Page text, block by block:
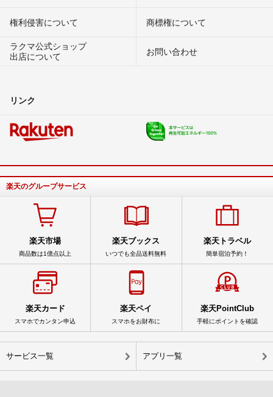
権利侵害について
商標権について
ラクマ公式ショップ
出店について
お問い合わせ
リンク
楽天のグループサービス
楽天市場
商品数は1億点以上
楽天ブックス
いつでも全品送料無料
楽天トラベル
簡単宿泊予約！
楽天カード
スマホでカンタン申込
楽天ペイ
スマホをお財布に
楽天PointClub
手軽にポイントを確認
サービス一覧 アプリ一覧